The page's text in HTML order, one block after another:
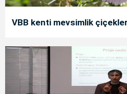
VBB kenti mevsimlik